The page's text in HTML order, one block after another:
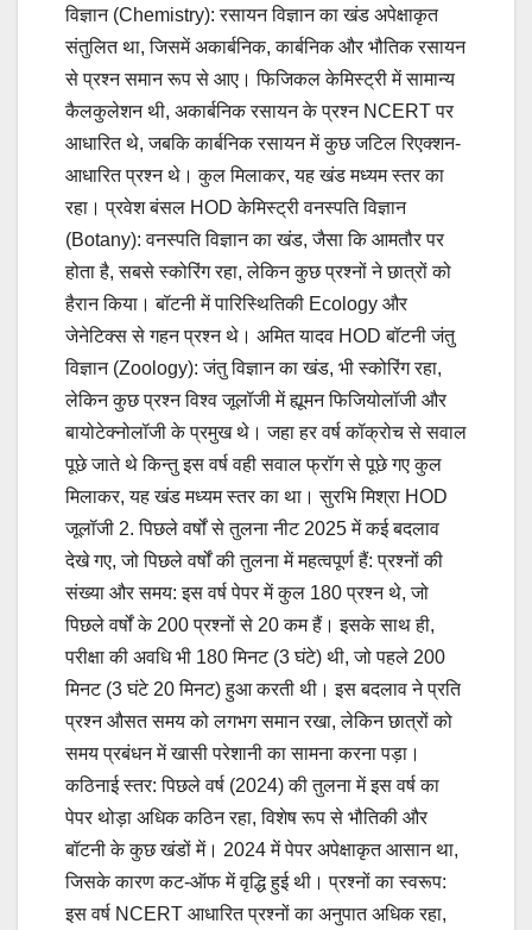
विज्ञान (Chemistry): रसायन विज्ञान का खंड अपेक्षाकृत
संतुलित था, जिसमें अकार्बनिक, कार्बनिक और भौतिक रसायन
से प्रश्न समान रूप से आए। फिजिकल केमिस्ट्री में सामान्य
कैलकुलेशन थी, अकार्बनिक रसायन के प्रश्न NCERT पर
आधारित थे, जबकि कार्बनिक रसायन में कुछ जटिल रिएक्शन-
आधारित प्रश्न थे। कुल मिलाकर, यह खंड मध्यम स्तर का
रहा। प्रवेश बंसल HOD केमिस्ट्री वनस्पति विज्ञान
(Botany): वनस्पति विज्ञान का खंड, जैसा कि आमतौर पर
होता है, सबसे स्कोरिंग रहा, लेकिन कुछ प्रश्नों ने छात्रों को
हैरान किया। बॉटनी में पारिस्थितिकी Ecology और
जेनेटिक्स से गहन प्रश्न थे। अमित यादव HOD बॉटनी जंतु
विज्ञान (Zoology): जंतु विज्ञान का खंड, भी स्कोरिंग रहा,
लेकिन कुछ प्रश्न विश्व जूलॉजी में ह्यूमन फिजियोलॉजी और
बायोटेक्नोलॉजी के प्रमुख थे। जहा हर वर्ष कॉक्रोच से सवाल
पूछे जाते थे किन्तु इस वर्ष वही सवाल फ्रॉग से पूछे गए कुल
मिलाकर, यह खंड मध्यम स्तर का था। सुरभि मिश्रा HOD
जूलॉजी 2. पिछले वर्षों से तुलना नीट 2025 में कई बदलाव
देखे गए, जो पिछले वर्षों की तुलना में महत्वपूर्ण हैं: प्रश्नों की
संख्या और समय: इस वर्ष पेपर में कुल 180 प्रश्न थे, जो
पिछले वर्षों के 200 प्रश्नों से 20 कम हैं। इसके साथ ही,
परीक्षा की अवधि भी 180 मिनट (3 घंटे) थी, जो पहले 200
मिनट (3 घंटे 20 मिनट) हुआ करती थी। इस बदलाव ने प्रति
प्रश्न औसत समय को लगभग समान रखा, लेकिन छात्रों को
समय प्रबंधन में खासी परेशानी का सामना करना पड़ा।
कठिनाई स्तर: पिछले वर्ष (2024) की तुलना में इस वर्ष का
पेपर थोड़ा अधिक कठिन रहा, विशेष रूप से भौतिकी और
बॉटनी के कुछ खंडों में। 2024 में पेपर अपेक्षाकृत आसान था,
जिसके कारण कट-ऑफ में वृद्धि हुई थी। प्रश्नों का स्वरूप:
इस वर्ष NCERT आधारित प्रश्नों का अनुपात अधिक रहा,